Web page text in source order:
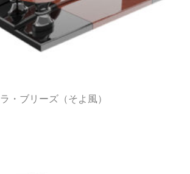
ラ・ブリーズ（そよ風）